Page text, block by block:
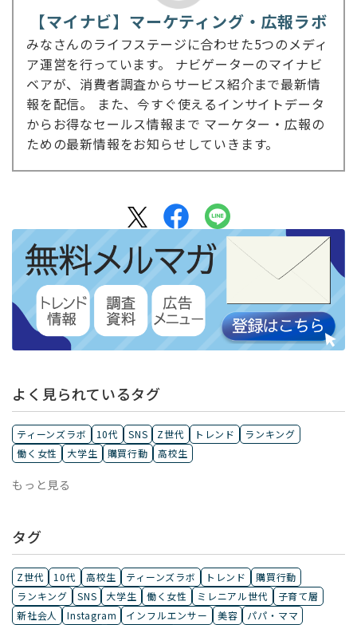
【マイナビ】マーケティング・広報ラボ
みなさんのライフステージに合わせた5つのメディ
ア運営を行っています。 ナビゲーターのマイナビ
ベアが、消費者調査からサービス紹介まで最新情
報を配信。 また、今すぐ使えるインサイトデータ
からお得なセールス情報まで マーケター・広報の
ための最新情報をお知らせしていきます。
よく見られているタグ
ティーンズラボ 10代 SNS Z世代 トレンド
ランキング
働く女性
大学生 購買行動 高校生
もっと見る
タグ
Z世代 10代 高校生 ティーンズラボ トレンド
購買行動
ランキング
SNS 大学生 働く女性 ミレニアル世代
子育て層
新社会人
Instagram インフルエンサー 美容
パパ・ママ